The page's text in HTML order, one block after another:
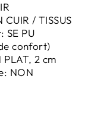
CUIR / TISSUS
SE PU
confort)
PLAT, 2 cm
NON